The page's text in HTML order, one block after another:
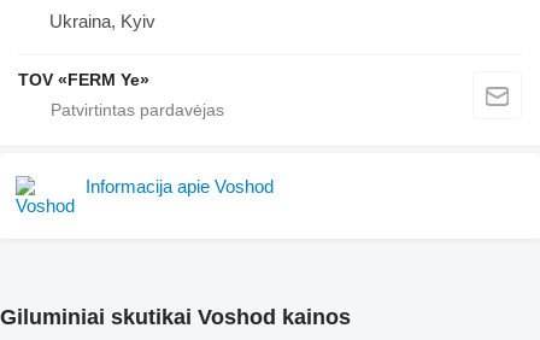
Ukraina, Kyiv
TOV «FERM Ye»
Informacija apie Voshod
Giluminiai skutikai Voshod kainos